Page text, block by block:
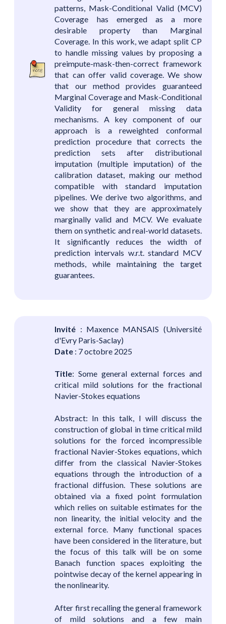
patterns, Mask-Conditional Valid (MCV)
Coverage has emerged as a more
desirable property than Marginal
Coverage. In this work, we adapt split CP
to handle missing values by proposing a
preimpute-mask-then-correct framework
that can offer valid coverage. We show
that our method provides guaranteed
Marginal Coverage and Mask-Conditional
Validity for general missing data
mechanisms. A key component of our
approach is a reweighted conformal
prediction procedure that corrects the
prediction sets after distributional
imputation (multiple imputation) of the
calibration dataset, making our method
compatible with standard imputation
pipelines. We derive two algorithms, and
we show that they are approximately
marginally valid and MCV. We evaluate
them on synthetic and real-world datasets.
It significantly reduces the width of
prediction intervals w.r.t. standard MCV
methods, while maintaining the target
guarantees.
Invité : Maxence MANSAIS (Université
d'Evry Paris-Saclay)
Date : 7 octobre 2025
Title: Some general external forces and
critical mild solutions for the fractional
Navier-Stokes equations
Abstract: In this talk, I will discuss the
construction of global in time critical mild
solutions for the forced incompressible
fractional Navier-Stokes equations, which
differ from the classical Navier-Stokes
equations through the introduction of a
fractional diffusion. These solutions are
obtained via a fixed point formulation
which relies on suitable estimates for the
non linearity, the initial velocity and the
external force. Many functional spaces
have been considered in the literature, but
the focus of this talk will be on some
Banach function spaces exploiting the
pointwise decay of the kernel appearing in
the nonlinearity.
After first recalling the general framework
of mild solutions and a few main